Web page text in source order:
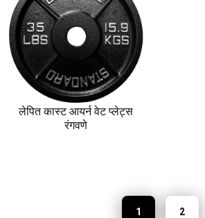
लेपित कास्ट आयर्न वेट प्लेट्स
रंगवणे
1 2